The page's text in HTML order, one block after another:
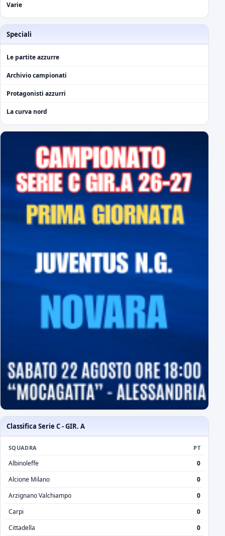
Varie
Speciali
Le partite azzurre
Archivio campionati
Protagonisti azzurri
La curva nord
Classifica Serie C - GIR. A
SQUADRA PT
Albinoleffe
0
Alcione Milano
0
Arzignano Valchiampo
0
Carpi
0
Cittadella
0